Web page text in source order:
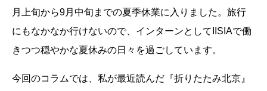
月上旬から9月中旬までの夏季休業に入りました。旅行
にもなかなか行けないので、インターンとしてIISIAで働
きつつ穏やかな夏休みの日々を過ごしています。
今回のコラムでは、私が最近読んだ『折りたたみ北京』